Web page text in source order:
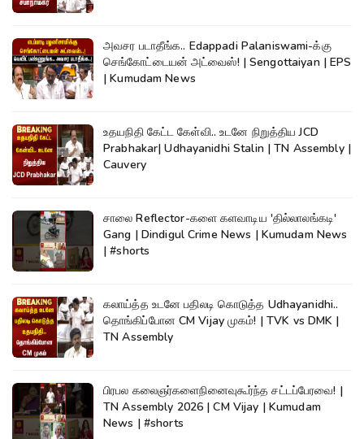
அவசர படாதீங்க.. Edappadi Palaniswami-க்கு
செங்கோட்டையன் அட்வைஸ்! | Sengottaiyan | EPS
| Kumudam News
உதயநிதி கேட்ட கேள்வி.. உடனே நிறுத்திய JCD
Prabhakar| Udhayanidhi Stalin | TN Assembly |
Cauvery
சாலை Reflector-களை களவாடிய 'தில்லாலங்கடி'
Gang | Dindigul Crime News | Kumudam News
| #shorts
கலாய்த்த உடனே பதிலடி கொடுத்த Udhayanidhi..
தொங்கிப்போன CM Vijay முகம்! | TVK vs DMK |
TN Assembly
பிரபல கலைஞர்களைநினைவுகூர்ந்த சட்டப்பேரவை! |
TN Assembly 2026 | CM Vijay | Kumudam
News | #shorts